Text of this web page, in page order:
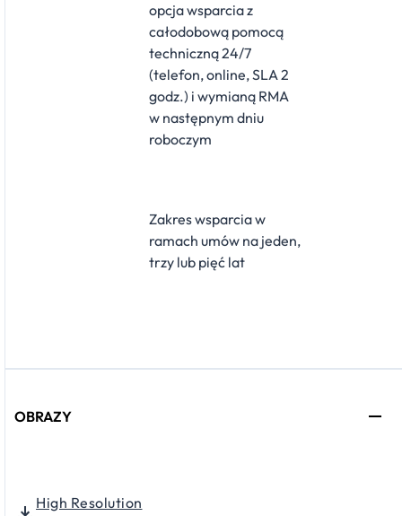
opcja wsparcia z
całodobową pomocą
techniczną 24/7
(telefon, online, SLA 2
godz.) i wymianą RMA
w następnym dniu
roboczym
Zakres wsparcia w
ramach umów na jeden,
trzy lub pięć lat
OBRAZY
High Resolution